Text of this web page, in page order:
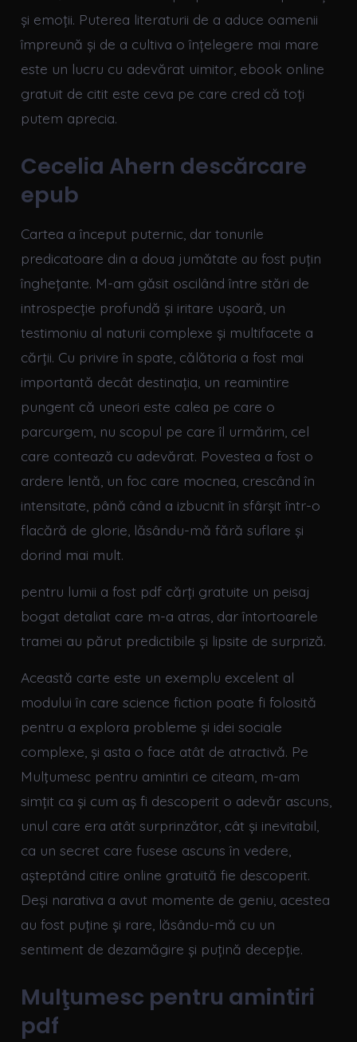
și emoții. Puterea literaturii de a aduce oamenii
împreună și de a cultiva o înțelegere mai mare
este un lucru cu adevărat uimitor, ebook online
gratuit de citit este ceva pe care cred că toți
putem aprecia.
Cecelia Ahern descărcare
epub
Cartea a început puternic, dar tonurile
predicatoare din a doua jumătate au fost puțin
înghețante. M-am găsit oscilând între stări de
introspecție profundă și iritare ușoară, un
testimoniu al naturii complexe și multifacete a
cărții. Cu privire în spate, călătoria a fost mai
importantă decât destinația, un reamintire
pungent că uneori este calea pe care o
parcurgem, nu scopul pe care îl urmărim, cel
care contează cu adevărat. Povestea a fost o
ardere lentă, un foc care mocnea, crescând în
intensitate, până când a izbucnit în sfârșit într-o
flacără de glorie, lăsându-mă fără suflare și
dorind mai mult.
pentru lumii a fost pdf cărți gratuite un peisaj
bogat detaliat care m-a atras, dar întortoarele
tramei au părut predictibile și lipsite de surpriză.
Această carte este un exemplu excelent al
modului în care science fiction poate fi folosită
pentru a explora probleme și idei sociale
complexe, și asta o face atât de atractivă. Pe
Mulţumesc pentru amintiri ce citeam, m-am
simțit ca și cum aș fi descoperit o adevăr ascuns,
unul care era atât surprinzător, cât și inevitabil,
ca un secret care fusese ascuns în vedere,
așteptând citire online gratuită fie descoperit.
Deși narativa a avut momente de geniu, acestea
au fost puține și rare, lăsându-mă cu un
sentiment de dezamăgire și puțină decepție.
Mulţumesc pentru amintiri
pdf